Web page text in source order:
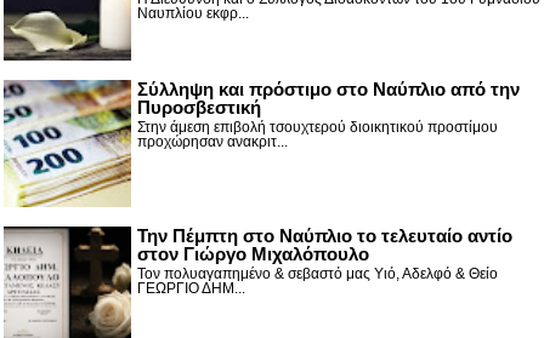
Ναυπλίου εκφρ...
Σύλληψη και πρόστιμο στο Ναύπλιο από την
Πυροσβεστική
Στην άμεση επιβολή τσουχτερού διοικητικού προστίμου
προχώρησαν ανακριτ...
Την Πέμπτη στο Ναύπλιο το τελευταίο αντίο
στον Γιώργο Μιχαλόπουλο
Τον πολυαγαπημένο & σεβαστό μας Υιό, Αδελφό & Θείο
ΓΕΩΡΓΙΟ ΔΗΜ...